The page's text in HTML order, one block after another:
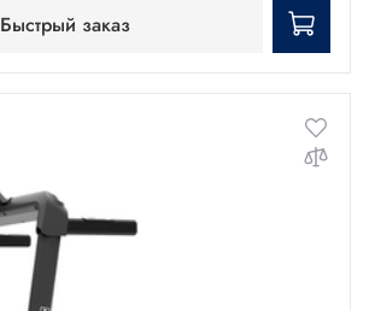
Быстрый заказ